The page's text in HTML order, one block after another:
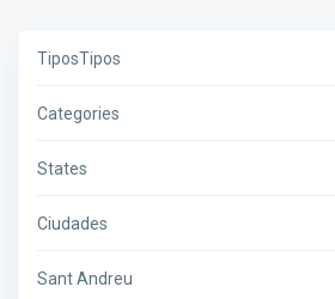
TiposTipos
Categories
States
Ciudades
Sant Andreu